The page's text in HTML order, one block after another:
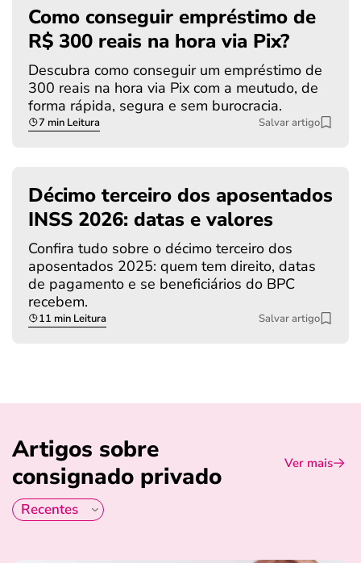
Como conseguir empréstimo de
R$ 300 reais na hora via Pix?
Descubra como conseguir um empréstimo de
300 reais na hora via Pix com a meutudo, de
forma rápida, segura e sem burocracia.
7 min Leitura Salvar artigo
Décimo terceiro dos aposentados
INSS 2026: datas e valores
Confira tudo sobre o décimo terceiro dos
aposentados 2025: quem tem direito, datas
de pagamento e se beneficiários do BPC
recebem.
11 min Leitura Salvar artigo
Artigos sobre
consignado privado
Ver mais